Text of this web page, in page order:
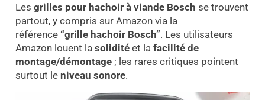
Les grilles pour hachoir à viande Bosch se trouvent
partout, y compris sur Amazon via la
référence “grille hachoir Bosch”. Les utilisateurs
Amazon louent la soliditéet la facilité de
montage/démontage; les rares critiques pointent
surtout le niveau sonore.